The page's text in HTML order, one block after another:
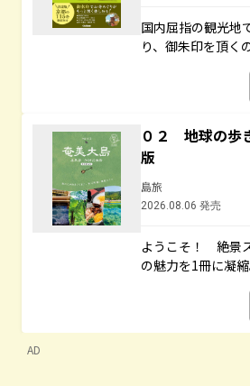
国内屈指の観光地
り、御朱印を頂く
０２ 地球の
版
島旅
2026.08.06 発売
ようこそ！ 絶景
の魅力を1冊に凝
AD